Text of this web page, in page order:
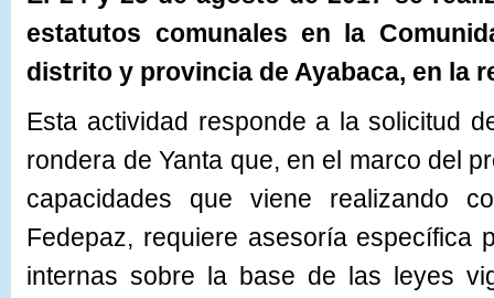
estatutos comunales en la
distrito y provincia de Ayabaca, en la
Esta actividad responde a la solicitud
rondera de Yanta que, en el marco del
capacidades que viene realizando
Fedepaz, requiere asesoría específica
internas sobre la base de las leyes